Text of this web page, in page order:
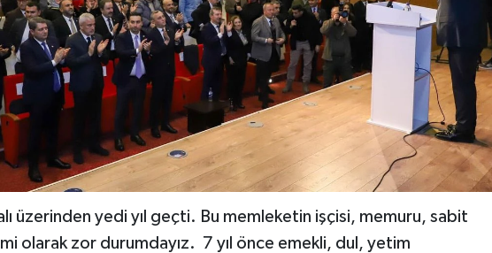
üzerinden yedi yıl geçti. Bu memleketin işçisi, memuru, sabit
olarak zor durumdayız. 7 yıl önce emekli, dul, yetim